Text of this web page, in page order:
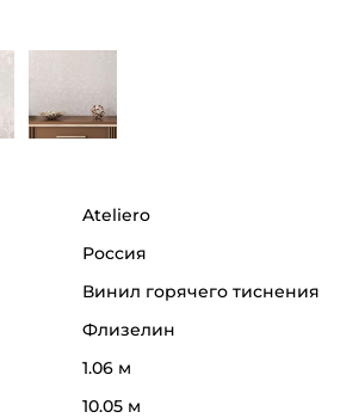
Ateliero
Россия
Винил горячего тиснения
Флизелин
1.06 м
10.05 м